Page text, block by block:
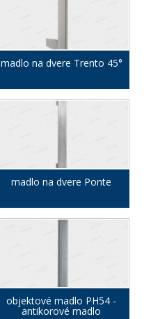
madlo na dvere Trento 45°
madlo na dvere Ponte
objektové madlo PH54 -
antikorové madlo